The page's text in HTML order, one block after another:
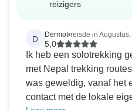
reizigers
D Dermot•reisde in
5,0
Ik heb een solotrekking
met Nepal trekking
was geweldig, vanaf het
contact met de lokale